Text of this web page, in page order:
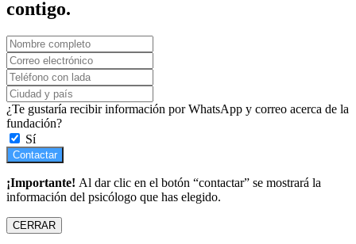
contigo.
¿Te gustaría recibir información por WhatsApp y correo acerca de la
fundación?
Sí
Contactar
¡Importante! Al dar clic en el botón “contactar” se mostrará la
información del psicólogo que has elegido.
CERRAR